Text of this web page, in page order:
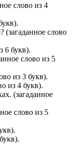
слово из 4
(загаданное слово
6 букв).
слово из 5
из 3 букв).
из 4 букв).
(загаданное
слово из 5